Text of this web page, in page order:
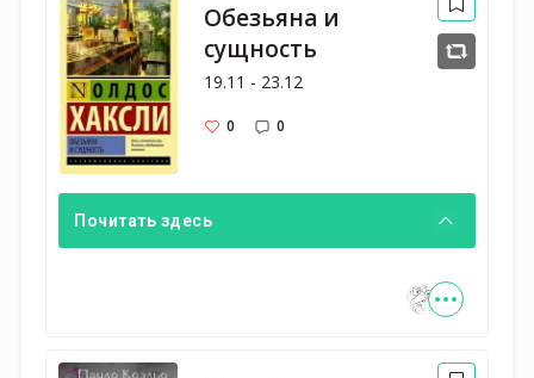
Обезьяна и
сущность
19.11 - 23.12
0 0
Почитать здесь